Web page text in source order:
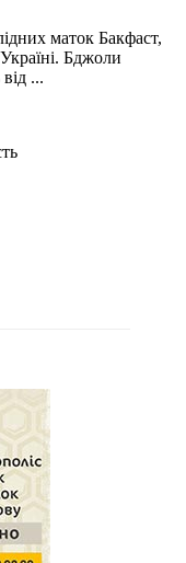
маток Бакфаст,
Бджоли
...